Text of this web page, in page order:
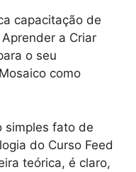
capacitação de
a Criar
o seu
como
simples fato de
do Curso Feed
teórica, é claro,